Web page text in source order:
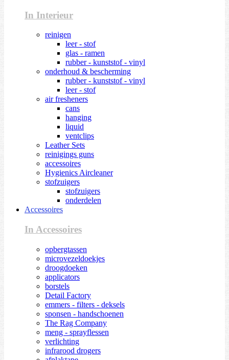
In Interieur
reinigen
leer - stof
glas - ramen
rubber - kunststof - vinyl
onderhoud & bescherming
rubber - kunststof - vinyl
leer - stof
air fresheners
cans
hanging
liquid
ventclips
Leather Sets
reinigings guns
accessoires
Hygienics Aircleaner
stofzuigers
stofzuigers
onderdelen
Accessoires
In Accessoires
opbergtassen
microvezeldoekjes
droogdoeken
applicators
borstels
Detail Factory
emmers - filters - deksels
sponsen - handschoenen
The Rag Company
meng - sprayflessen
verlichting
infrarood drogers